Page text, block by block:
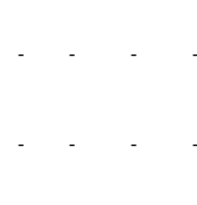
- - - -
- - - -